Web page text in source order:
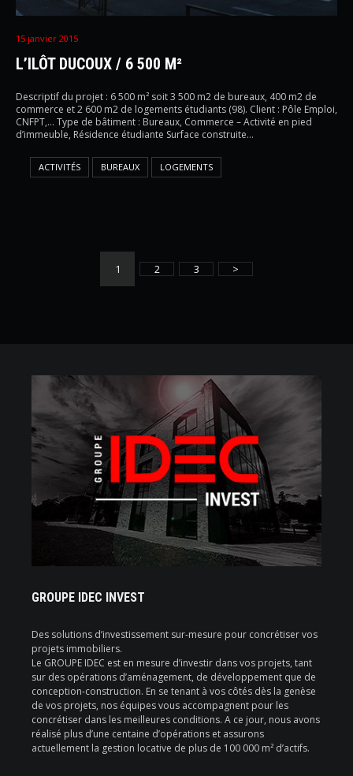
15 janvier 2015
L’ILÔT DUCOUX / 6 500 M²
Descriptif du projet : 6 500 m² soit 3 500 m2 de bureaux, 400 m2 de
commerce et 2 600 m2 de logements étudiants (98). Client : Pôle Emploi,
CNFPT,… Type de bâtiment : Bureaux, Commerce – Activité en pied
d’immeuble, Résidence étudiante Surface construite…
ACTIVITÉS BUREAUX LOGEMENTS
1 2 3 >
GROUPE IDEC INVEST
Des solutions d’investissement sur-mesure pour concrétiser vos
projets immobiliers.
Le GROUPE IDEC est en mesure d’investir dans vos projets, tant
sur des opérations d’aménagement, de développement que de
conception-construction. En se tenant à vos côtés dès la genèse
de vos projets, nos équipes vous accompagnent pour les
concrétiser dans les meilleures conditions. A ce jour, nous avons
réalisé plus d’une centaine d’opérations et assurons
actuellement la gestion locative de plus de 100 000 m² d’actifs.